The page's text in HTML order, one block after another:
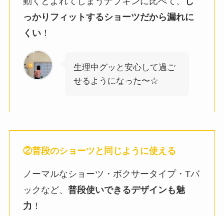
っかりフィットするショーツだから漏れに
くい！
生理中グッと安心して過ご
せるようになった〜☆
②普段のショーツと同じように使える
ノーマルなショーツ・ボクサータイプ・Tバ
ックなど、 普段使いできるデザインも魅
力 ！